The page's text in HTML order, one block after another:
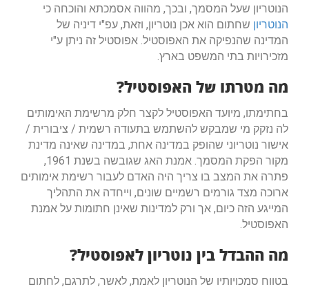
הנוטריון שעל המסמך, ובכך, מהווה אסמכתא והוכחה כי
הנוטריון שחתום הוא אכן נוטריון, וזאת, עפ"י דיניה של
המדינה שהנפיקה את האפוסטיל. אפוסטיל זה ניתן ע"י
מזכירויות בתי המשפט בארץ.
מה מטרתו של האפוסטיל?
בחתימתו, מיועד האפוסטיל לקצר חלק מרשימת האימותים
לה נזקק מי שמבקש להשתמש בתעודה רשמית / ציבורית /
אישור נוטריוני שהופק במדינה אחת, במדינה שאינה מדינת
מקור הפקת המסמך. אמנת האג שגובשה בשנת 1961,
פתרה את המצב בו צריך היה האדם לעבור רשימת אימותים
ארוכה מצד גורמים רשמיים שונים, וייחדה את התהליך
המייגע הזה כיום, אך ורק למדינות שאינן חתומות על אמנת
האפוסטיל.
מה ההבדל בין נוטריון לאפוסטיל?
בטווח סמכויותיו של הנוטריון לאמת, לאשר, לתרגם, לחתום